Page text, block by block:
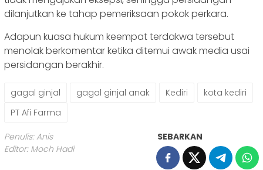
dilanjutkan ke tahap pemeriksaan pokok perkara.
Adapun kuasa hukum keempat terdakwa tersebut
menolak berkomentar ketika ditemui awak media usai
persidangan berakhir.
gagal ginjal gagal ginjal anak Kediri
kota kediri
PT Afi Farma
Penulis: Anis
Editor: Moch Hadi
SEBARKAN